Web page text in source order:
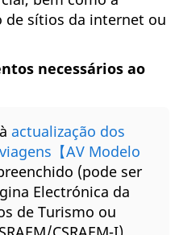
de sítios da internet ou
necessários ao
actualização dos
【AV Modelo
(pode ser
Electrónica da
de Turismo ou